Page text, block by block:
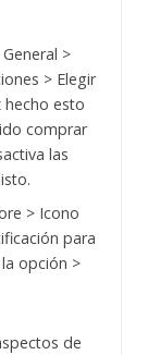
>
> Elegir
hecho esto
comprar
las
> Icono
para
opción >
de